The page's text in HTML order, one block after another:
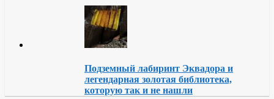
Подземный лабиринт Эквадора и
легендарная золотая библиотека,
которую так и не нашли